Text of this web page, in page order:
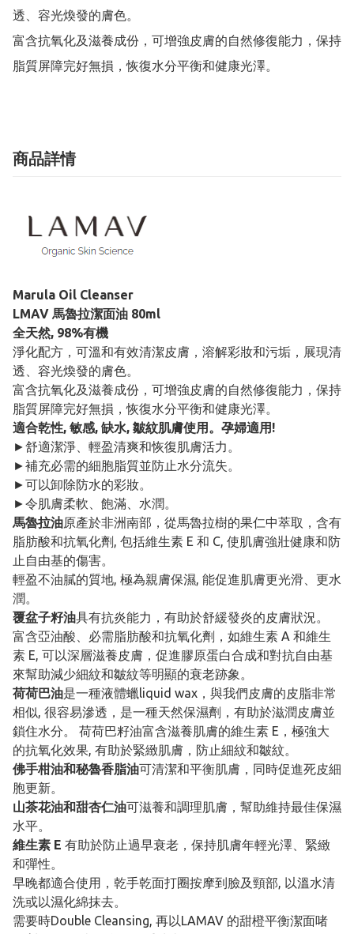
透、容光煥發的膚色。
富含抗氧化及滋養成份，可增強皮膚的自然修復能力，保持
脂質屏障完好無損，恢復水分平衡和健康光澤。
商品詳情
Marula Oil Cleanser
LMAV 馬魯拉潔面油 80ml
全天然, 98%有機
淨化配方，可溫和有效清潔皮膚，溶解彩妝和污垢，展現清
透、容光煥發的膚色。
富含抗氧化及滋養成份，可增強皮膚的自然修復能力，保持
脂質屏障完好無損，恢復水分平衡和健康光澤。
適合乾性, 敏感, 缺水, 皺紋肌膚使用。孕婦適用!
►舒適潔淨、輕盈清爽和恢復肌膚活力。
►補充必需的細胞脂質並防止水分流失。
►可以卸除防水的彩妝。
►令肌膚柔軟、飽滿、水潤。
馬魯拉油原產於非洲南部，從馬魯拉樹的果仁中萃取，含有
脂肪酸和抗氧化劑, 包括維生素 E 和 C, 使肌膚強壯健康和防
止自由基的傷害。
輕盈不油膩的質地, 極為親膚保濕, 能促進肌膚更光滑、更水
潤。
覆盆子籽油具有抗炎能力，有助於舒緩發炎的皮膚狀況。
富含亞油酸、必需脂肪酸和抗氧化劑，如維生素 A 和維生
素 E, 可以深層滋養皮膚，促進膠原蛋白合成和對抗自由基
來幫助減少細紋和皺紋等明顯的衰老跡象。
荷荷巴油是一種液體蠟liquid wax，與我們皮膚的皮脂非常
相似, 很容易滲透，是一種天然保濕劑，有助於滋潤皮膚並
鎖住水分。 荷荷巴籽油富含滋養肌膚的維生素 E，極強大
的抗氧化效果, 有助於緊緻肌膚，防止細紋和皺紋。
佛手柑油和秘魯香脂油可清潔和平衡肌膚，同時促進死皮細
胞更新。
山茶花油和甜杏仁油可滋養和調理肌膚，幫助維持最佳保濕
水平。
維生素 E 有助於防止過早衰老，保持肌膚年輕光澤、緊緻
和彈性。
早晚都適合使用，乾手乾面打圈按摩到臉及頸部, 以溫水清
洗或以濕化綿抹去。
需要時Double Cleansing, 再以LAMAV 的甜橙平衡潔面啫